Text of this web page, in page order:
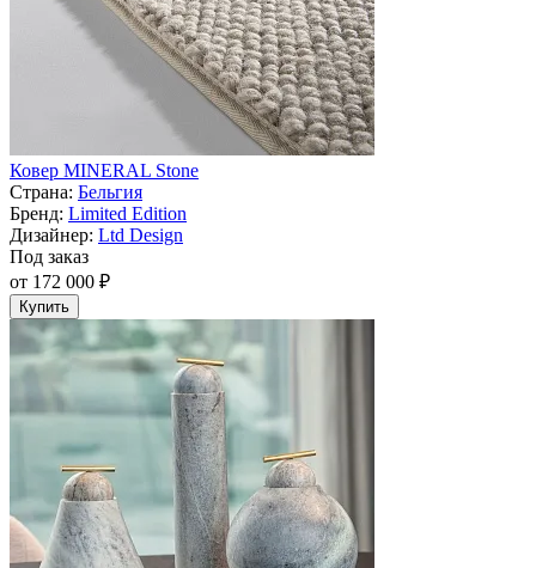
Ковер MINERAL Stone
Страна: Бельгия
Бренд: Limited Edition
Дизайнер: Ltd Design
Под заказ
от 172 000 ₽
Купить